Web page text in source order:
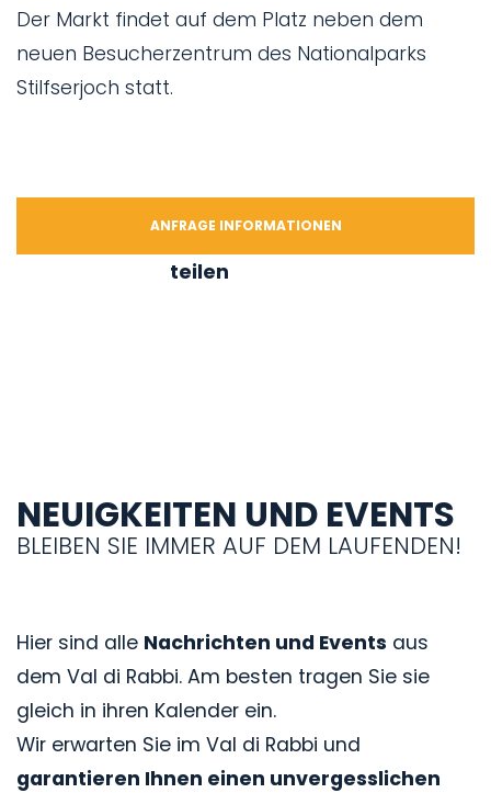
Der Markt findet auf dem Platz neben dem
neuen Besucherzentrum des Nationalparks
Stilfserjoch statt.
ANFRAGE INFORMATIONEN
teilen
NEUIGKEITEN UND EVENTS
BLEIBEN SIE IMMER AUF DEM LAUFENDEN!
Hier sind alle Nachrichten und Events aus
dem Val di Rabbi. Am besten tragen Sie sie
gleich in ihren Kalender ein.
Wir erwarten Sie im Val di Rabbi und
garantieren Ihnen einen unvergesslichen